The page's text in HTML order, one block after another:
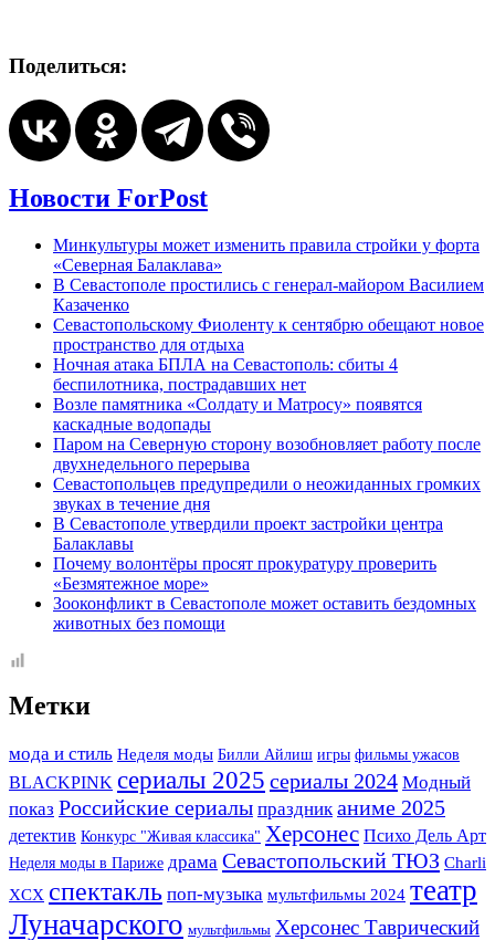
Поделиться:
Новости ForPost
Минкультуры может изменить правила стройки у форта
«Северная Балаклава»
В Севастополе простились с генерал-майором Василием
Казаченко
Севастопольскому Фиоленту к сентябрю обещают новое
пространство для отдыха
Ночная атака БПЛА на Севастополь: сбиты 4
беспилотника, пострадавших нет
Возле памятника «Солдату и Матросу» появятся
каскадные водопады
Паром на Северную сторону возобновляет работу после
двухнедельного перерыва
Севастопольцев предупредили о неожиданных громких
звуках в течение дня
В Севастополе утвердили проект застройки центра
Балаклавы
Почему волонтёры просят прокуратуру проверить
«Безмятежное море»
Зооконфликт в Севастополе может оставить бездомных
животных без помощи
Метки
мода и стиль Неделя моды Билли Айлиш игры фильмы ужасов
BLACKPINK сериалы 2025 сериалы 2024 Модный
показ Российские сериалы праздник аниме 2025
детектив Конкурс "Живая классика" Херсонес Психо Дель Арт
Неделя моды в Париже драма Севастопольский ТЮЗ Charli
XCX спектакль поп-музыка мультфильмы 2024 театр
Луначарского мультфильмы Херсонес Таврический